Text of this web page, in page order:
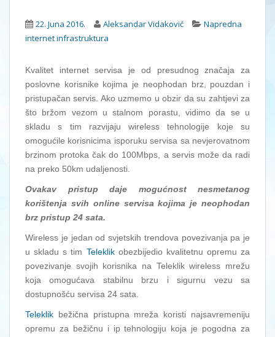
22. Juna 2016. Aleksandar Vidaković
Napredna
internet infrastruktura
Kvalitet internet servisa je od presudnog značaja za
poslovne korisnike kojima je neophodan brz, pouzdan i
pristupačan servis. Ako uzmemo u obzir da su zahtjevi za
što bržom vezom u stalnom porastu, vidimo da se u
skladu s tim razvijaju wireless tehnologije koje su
omogućile korisnicima isporuku servisa sa nevjerovatnom
brzinom protoka čak do 100Mbps, a servis može da radi
na preko 50km udaljenosti.
Ovakav pristup daje mogućnost nesmetanog
korištenja svih online servisa kojima je neophodan
brz pristup 24 sata.
Wireless je jedan od svjetskih trendova povezivanja pa je
u skladu s tim Teleklikobezbijedio kvalitetnu opremu za
povezivanje svojih korisnika na Teleklik wireless mrežu
koja omogućava stabilnu brzu i sigurnu vezu sa
dostupnošću servisa 24 sata.
Teleklik bežična pristupna mreža koristi najsavremeniju
opremu za bežičnu i ip tehnologiju koja je pogodna za